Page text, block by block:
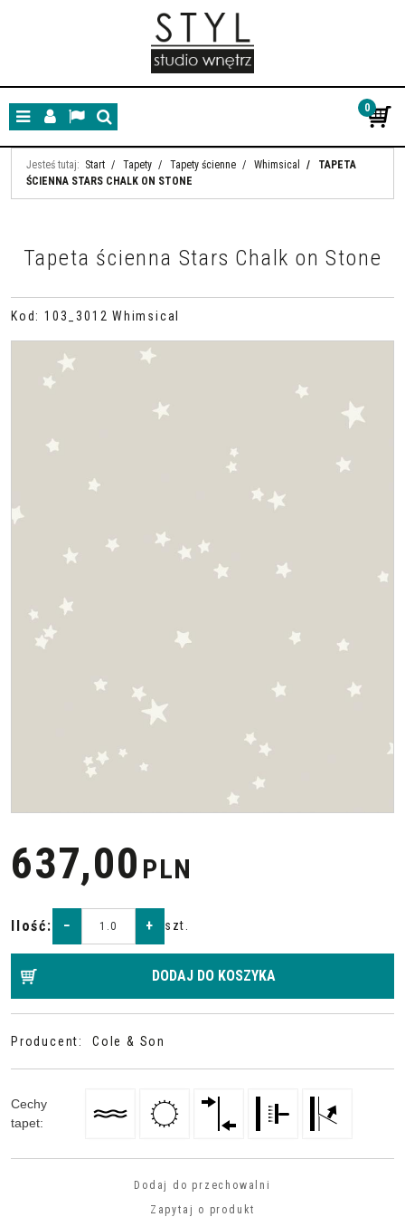
MenuPanelLangSzukaj
0
Jesteś tutaj: Start / Tapety / Tapety ścienne / Whimsical /
TAPETA
ŚCIENNA STARS CHALK ON STONE
Tapeta ścienna Stars Chalk on Stone
Kod : 103_3012 Whimsical
637,00 PLN
Ilość: − + szt.
DODAJ DO KOSZYKA
Producent: Cole & Son
Cechy
tapet:
Dodaj do przechowalni
Zapytaj o produkt